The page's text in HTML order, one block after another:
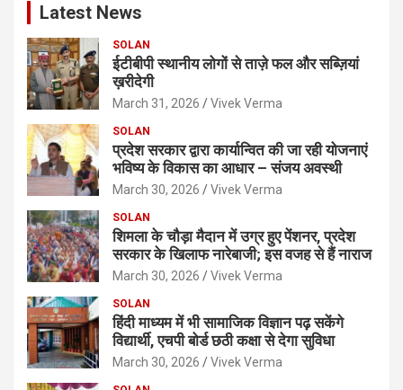
Latest News
SOLAN
ईटीबीपी स्थानीय लोगों से ताज़े फल और सब्ज़ियां
ख़रीदेगी
March 31, 2026 Vivek Verma
SOLAN
प्रदेश सरकार द्वारा कार्यान्वित की जा रही योजनाएं
भविष्य के विकास का आधार – संजय अवस्थी
March 30, 2026 Vivek Verma
SOLAN
शिमला के चौड़ा मैदान में उग्र हुए पेंशनर, प्रदेश
सरकार के खिलाफ नारेबाजी; इस वजह से हैं नाराज
March 30, 2026 Vivek Verma
SOLAN
हिंदी माध्यम में भी सामाजिक विज्ञान पढ़ सकेंगे
विद्यार्थी, एचपी बोर्ड छठी कक्षा से देगा सुविधा
March 30, 2026 Vivek Verma